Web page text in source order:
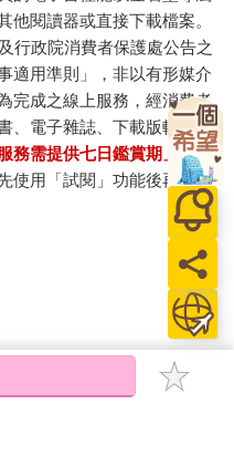
Edge 有較佳的線上瀏覽效
6.0 以上版本，建議裝
有 30 MB以上的容量。
示登入「會員中心」→「我
碼/載具管理」，取得通行
書。完成下載後，點選任一
的e書櫃」領取複製『兌換
行兌換。
的電子書僅能以金石堂專屬